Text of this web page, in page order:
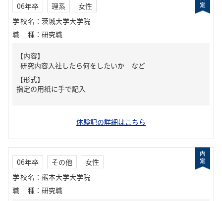
06年卒 理系
女性
学校名 ： 茨城大学大学院
職種 ： 研究職
【内容】
研究内容入社したら何をしたいか など
【形式】
指定の用紙に手で記入
体験記の詳細はこちら
06年卒 その他
女性
学校名 ： 熊本大学大学院
職種 ： 研究職